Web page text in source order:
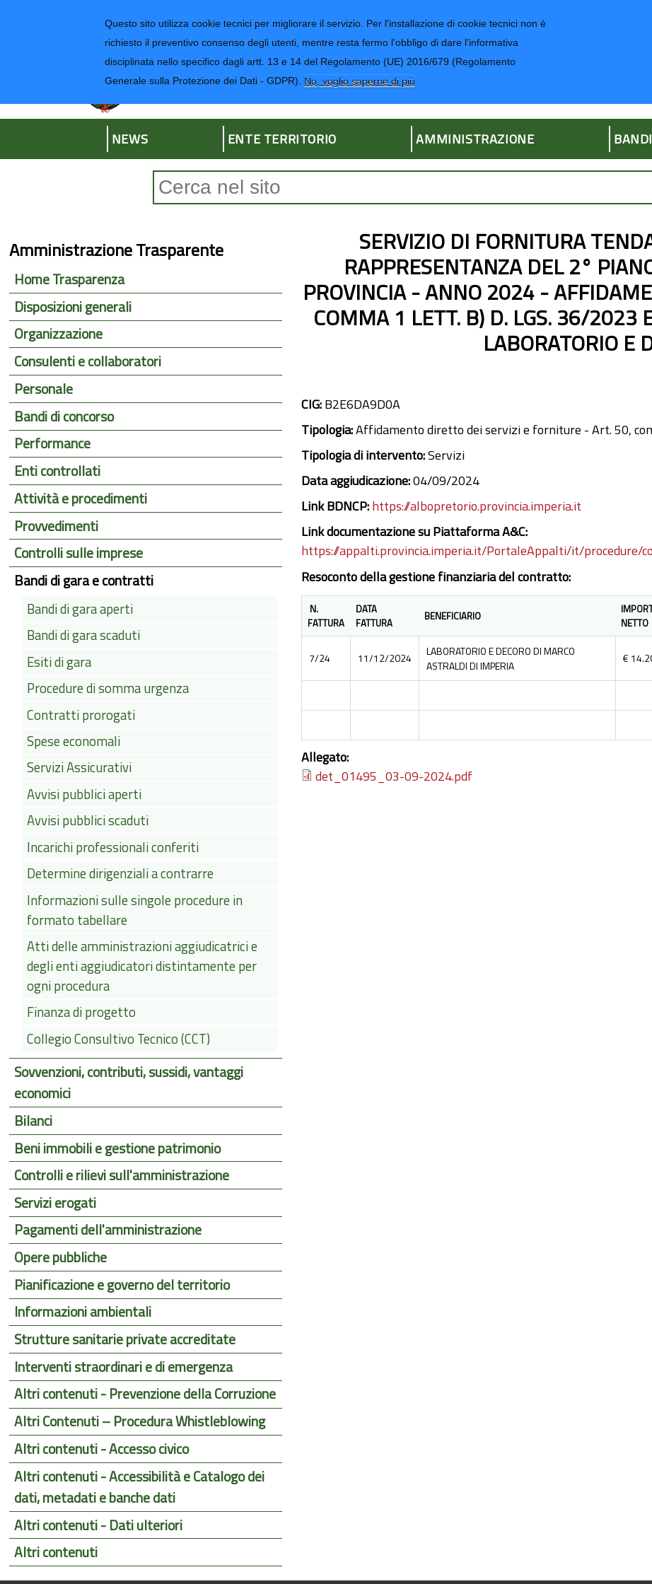
Questo sito utilizza cookie tecnici per migliorare il servizio. Per l'installazione di cookie tecnici non è
richiesto il preventivo consenso degli utenti, mentre resta fermo l'obbligo di dare l'informativa
disciplinata nello specifico dagli artt. 13 e 14 del Regolamento (UE) 2016/679 (Regolamento
Generale sulla Protezione dei Dati - GDPR). No, voglio saperne di più
Regione Liguria
Provincia di Imperia
NEWS ENTE TERRITORIO AMMINISTRAZIONE
SERVIZIO DI FORNITURA
RAPPRESENTANZA DEL 2°
PROVINCIA - ANNO 2024 -
COMMA 1 LETT. B) D. LGS. 36/2023
LABORATORIO E
CIG:B2E6DA9D0A
Tipologia:Affidamento diretto dei servizi e forniture - Art. 50,
Tipologia di intervento:Servizi
Data aggiudicazione:04/09/2024
Link BDNCP:https://albopretorio.provincia.imperia.it
Link documentazione su Piattaforma A&C:
https://appalti.provincia.imperia.it/PortaleAppalti/it/procedure/
Resoconto della gestione finanziaria del contratto:
N.
FATTURA
DATA
FATTURA
BENEFICIARIO
NETTO
7/24 11/12/2024
LABORATORIO E DECORO DI MARCO
ASTRALDI DI IMPERIA
€
Allegato:
det_01495_03-09-2024.pdf
Amministrazione Trasparente
Home Trasparenza
Disposizioni generali
Organizzazione
Consulenti e collaboratori
Personale
Bandi di concorso
Performance
Enti controllati
Attività e procedimenti
Provvedimenti
Controlli sulle imprese
Bandi di gara e contratti
Bandi di gara aperti
Bandi di gara scaduti
Esiti di gara
Procedure di somma urgenza
Contratti prorogati
Spese economali
Servizi Assicurativi
Avvisi pubblici aperti
Avvisi pubblici scaduti
Incarichi professionali conferiti
Determine dirigenziali a contrarre
Informazioni sulle singole procedure in
formato tabellare
Atti delle amministrazioni aggiudicatrici e
degli enti aggiudicatori distintamente per
ogni procedura
Finanza di progetto
Collegio Consultivo Tecnico (CCT)
Sovvenzioni, contributi, sussidi, vantaggi
economici
Bilanci
Beni immobili e gestione patrimonio
Controlli e rilievi sull'amministrazione
Servizi erogati
Pagamenti dell'amministrazione
Opere pubbliche
Pianificazione e governo del territorio
Informazioni ambientali
Strutture sanitarie private accreditate
Interventi straordinari e di emergenza
Altri contenuti - Prevenzione della Corruzione
Altri Contenuti – Procedura Whistleblowing
Altri contenuti - Accesso civico
Altri contenuti - Accessibilità e Catalogo dei
dati, metadati e banche dati
Altri contenuti - Dati ulteriori
Altri contenuti